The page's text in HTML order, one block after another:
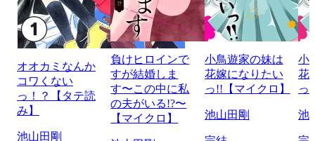
オオカミなんか
コワくない
っ！？【タテ読
み】
池山田剛
負けヒロインで
すが結婚しま
す〜この中に私
の夫がいる!?〜
【マイクロ】
小鳥遊家の妹は
花嫁になりたい
っ!!【マイクロ】
池山田剛
小
花
っ
池